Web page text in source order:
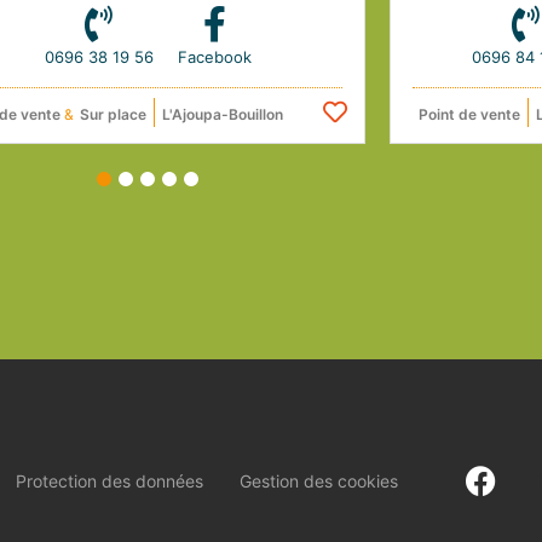
0696 38 19 56 Facebook
vente& Sur place L'Ajoupa-Bouillon
0696 84
Point de vente
4 5
Protection des données Gestion des cookies